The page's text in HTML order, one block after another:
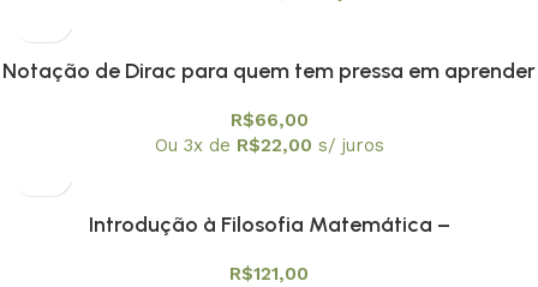
Notação de Dirac para quem tem pressa em aprender
R$66,00
Ou 3x de R$22,00 s/ juros
Introdução à Filosofia Matemática –
R$121,00